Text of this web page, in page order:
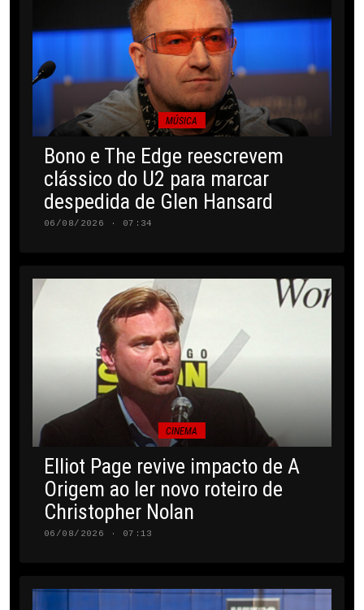
MÚSICA
Bono e The Edge reescrevem
clássico do U2 para marcar
despedida de Glen Hansard
06/08/2026 · 07:34
CINEMA
Elliot Page revive impacto de A
Origem ao ler novo roteiro de
Christopher Nolan
06/08/2026 · 07:13